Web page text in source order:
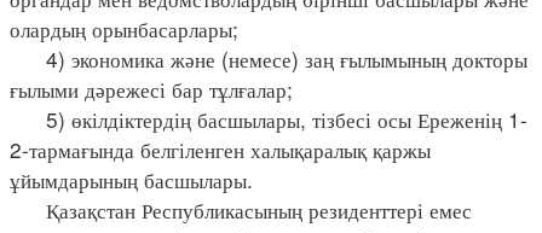
олардың орынбасарлары;
4) экономика және (немесе) заң ғылымының докторы
ғылыми дәрежесі бар тұлғалар;
5) өкілдіктердің басшылары, тізбесі осы Ереженің 1-
2-тармағында белгіленген халықаралық қаржы
ұйымдарының басшылары.
Қазақстан Республикасының резиденттері емес